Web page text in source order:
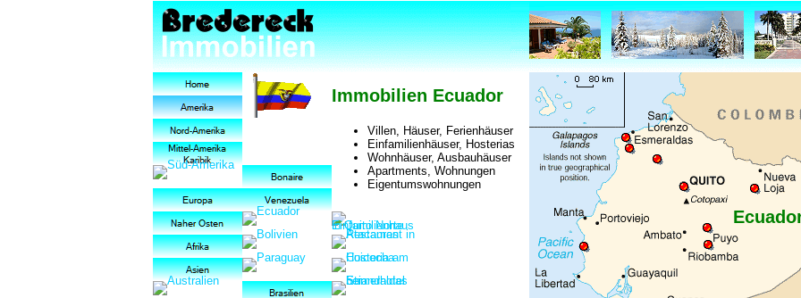
Immobilien Ecuador
Villen, Häuser, Ferienhäuser
Einfamilienhäuser, Hosterias
Wohnhäuser, Ausbauhäuser
Apartments, Wohnungen
Eigentumswohnungen